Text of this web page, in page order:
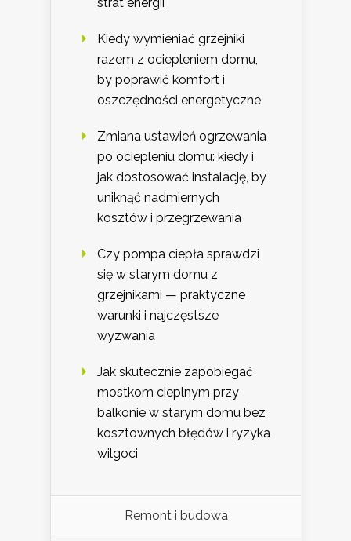
Kiedy wymieniać grzejniki
razem z ociepleniem domu,
by poprawić komfort i
oszczędności energetyczne
Zmiana ustawień ogrzewania
po ociepleniu domu: kiedy i
jak dostosować instalację, by
uniknąć nadmiernych
kosztów i przegrzewania
Czy pompa ciepła sprawdzi
się w starym domu z
grzejnikami — praktyczne
warunki i najczęstsze
wyzwania
Jak skutecznie zapobiegać
mostkom cieplnym przy
balkonie w starym domu bez
kosztownych błędów i ryzyka
wilgoci
Remont i budowa